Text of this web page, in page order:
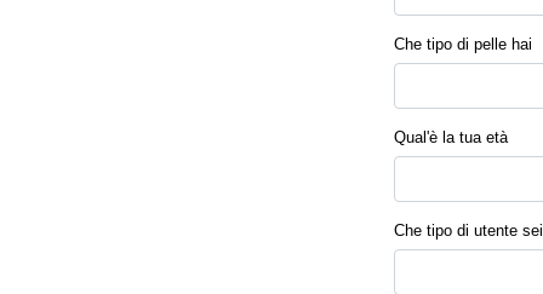
Che tipo di pelle hai
Qual'è la tua età
Che tipo di utente sei